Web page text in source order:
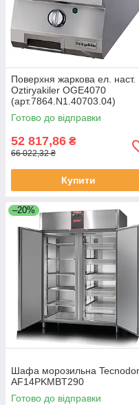
Поверхня жаркова ел. наст.
Oztiryakiler OGE4070
(арт.7864.N1.40703.04)
Готово до відправки
52 817,86 ₴
66 022,32 ₴
Купити
–20%
Шафа морозильна
AF14PKMBT290
Готово до відправки